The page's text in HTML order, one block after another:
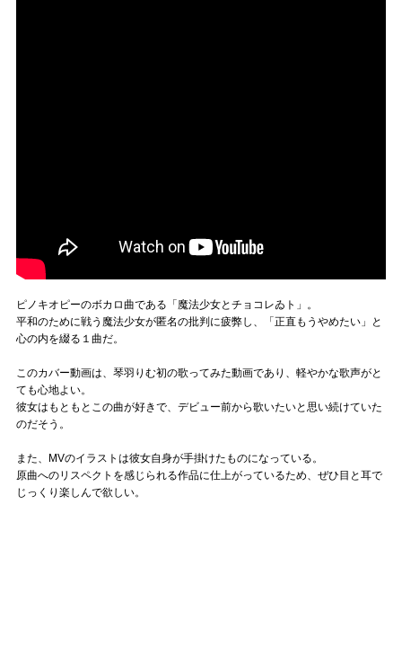
ピノキオピーのボカロ曲である「魔法少女とチョコレゐト」。
平和のために戦う魔法少女が匿名の批判に疲弊し、「正直もうやめたい」と
心の内を綴る１曲だ。
このカバー動画は、琴羽りむ初の歌ってみた動画であり、軽やかな歌声がと
ても心地よい。
彼女はもともとこの曲が好きで、デビュー前から歌いたいと思い続けていた
のだそう。
また、MVのイラストは彼女自身が手掛けたものになっている。
原曲へのリスペクトを感じられる作品に仕上がっているため、ぜひ目と耳で
じっくり楽しんで欲しい。